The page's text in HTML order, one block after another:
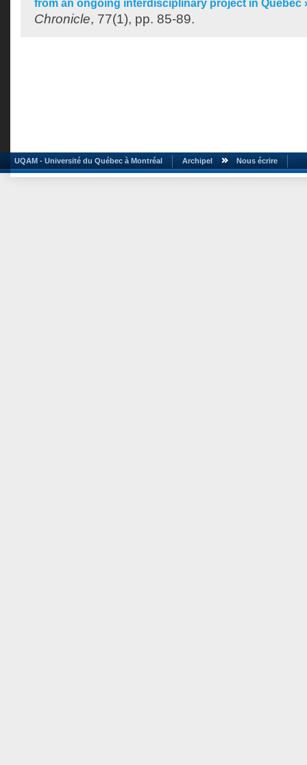
from an ongoing interdisciplinary project in Quebec
Chronicle, 77(1), pp. 85-89.
UQAM - Université du Québec à Montréal Archipel Nous écrire